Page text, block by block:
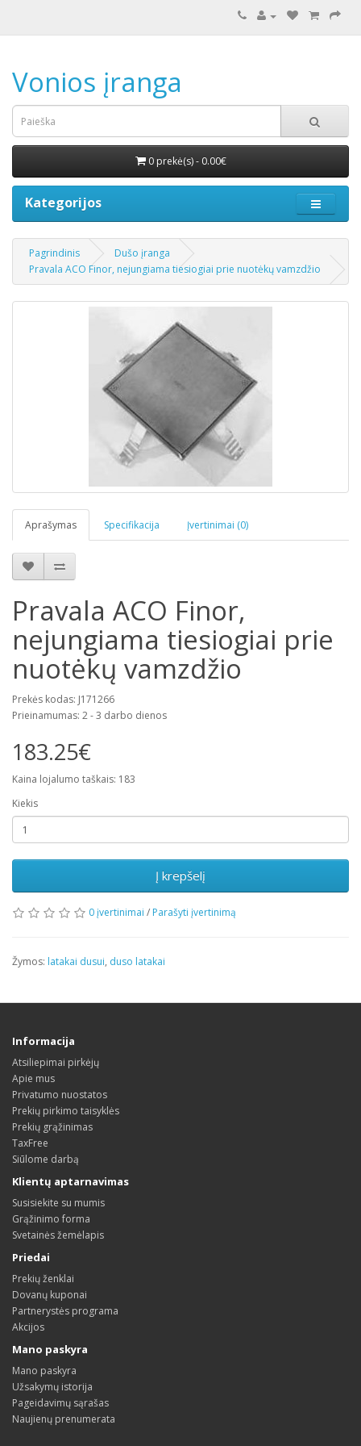
Vonios įranga
0 prekė(s) - 0.00€
Kategorijos
Pagrindinis
Dušo įranga
Pravala ACO Finor, nejungiama tiesiogiai prie nuotėkų vamzdžio
Aprašymas Specifikacija Įvertinimai (0)
Pravala ACO Finor,
nejungiama tiesiogiai prie
nuotėkų vamzdžio
Prekės kodas: J171266
Prieinamumas: 2 - 3 darbo dienos
183.25€
Kaina lojalumo taškais: 183
Kiekis
Į krepšelį
0 įvertinimai / Parašyti įvertinimą
Žymos: latakai dusui, duso latakai
Informacija
Atsiliepimai pirkėjų
Apie mus
Privatumo nuostatos
Prekių pirkimo taisyklės
Prekių grąžinimas
TaxFree
Siūlome darbą
Klientų aptarnavimas
Susisiekite su mumis
Grąžinimo forma
Svetainės žemėlapis
Priedai
Prekių ženklai
Dovanų kuponai
Partnerystės programa
Akcijos
Mano paskyra
Mano paskyra
Užsakymų istorija
Pageidavimų sąrašas
Naujienų prenumerata